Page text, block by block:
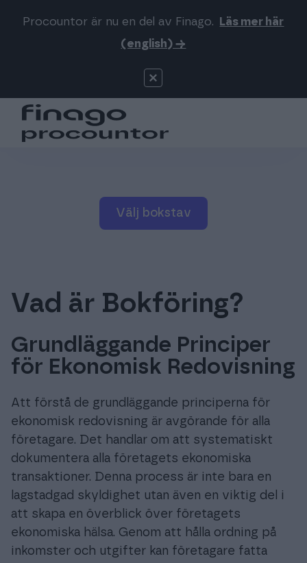
Procountor är nu en del av Finago.
Läs mer här
(english) →
Sök på webbsidan
Logga in
Signatur
Priser
Prova gratis
Logga in
Välj bokstav
Vad är Bokföring?
Grundläggande Principer
för Ekonomisk Redovisning
Att förstå de grundläggande principerna för
ekonomisk redovisning är avgörande för alla
företagare. Det handlar om att systematiskt
dokumentera alla företagets ekonomiska
transaktioner. Denna process är inte bara en
lagstadgad skyldighet utan även en viktig del i
att skapa en överblick över företagets
ekonomiska hälsa. Genom att hålla ordning på
inkomster och utgifter kan företagare fatta